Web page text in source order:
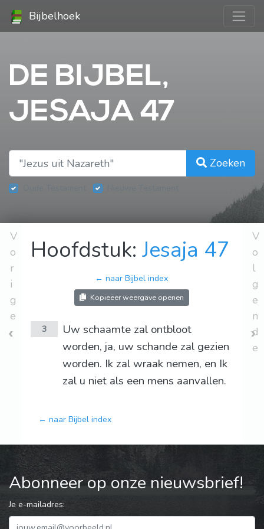
Bijbelhoek
DE BIJBEL,
JESAJA 47
Zoeken
V
o
r
i
g
e
Hoofdstuk:Jesaja 47
← naar Bijbel index
Kopieëer weergave openen
3
Uw schaamte zal ontbloot
worden, ja, uw schande zal gezien
worden. Ik zal wraak nemen, en Ik
zal u niet als een mens aanvallen.
← naar Bijbel index
V
o
l
g
e
n
d
e
Abonneer op onze nieuwsbrief!
Je e-mailadres: